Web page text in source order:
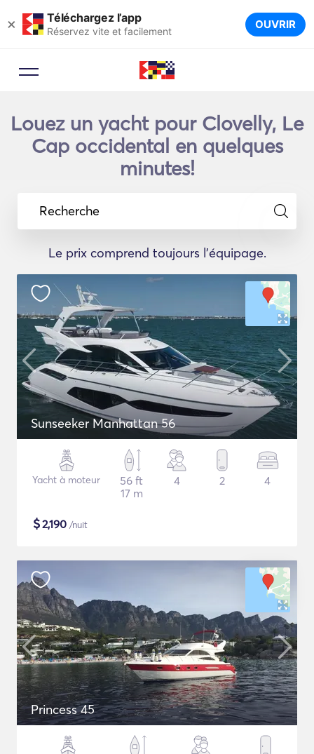
× Téléchargez l’app
Réservez vite et facilement OUVRIR
Louez un yacht pour Clovelly, Le
Cap occidental en quelques
minutes!
Recherche
Le prix comprend toujours l'équipage.
Sunseeker Manhattan 56
Yacht à moteur
56 ft
17 m
4 2 4
$2,190 /nuit
Princess 45